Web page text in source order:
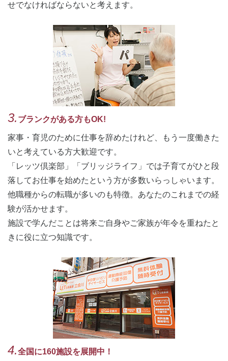
せでなければならないと考えます。
3. ブランクがある方もOK!
家事・育児のために仕事を辞めたけれど、もう一度働きた
いと考えている方大歓迎です。
「レッツ倶楽部」「ブリッジライフ」では子育てがひと段
落してお仕事を始めたという方が多数いらっしゃいます。
他職種からの転職が多いのも特徴。あなたのこれまでの経
験が活かせます。
施設で学んだことは将来ご自身やご家族が年令を重ねたと
きに役に立つ知識です。
4.全国に160施設を展開中！